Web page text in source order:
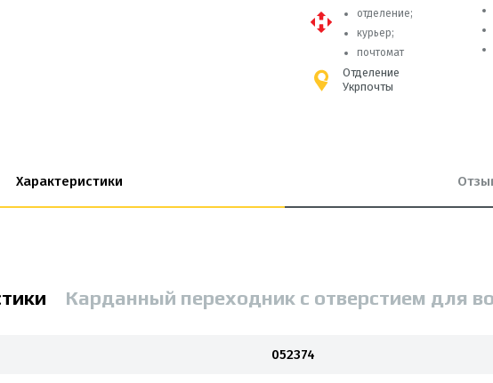
отделение;
курьер;
почтомат
Отделение
Укрпочты
Характеристики
Карданный переходник с отверстием для
052374